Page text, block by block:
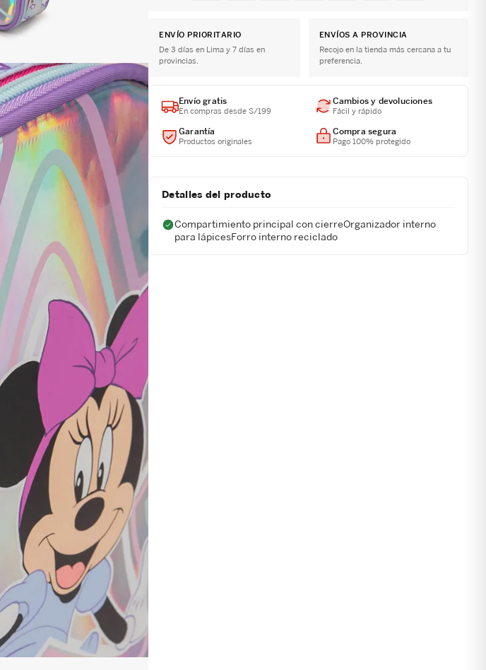
ENVÍO PRIORITARIO
De 3 días en Lima y 7 días en
provincias.
ENVÍOS A PROVINCIA
Recojo en la tienda más cercana a tu
preferencia.
Envío gratis
En compras desde S/199
Cambios y devoluciones
Fácil y rápido
Garantía
Productos originales
Compra segura
Pago 100% protegido
Detalles del producto
Compartimiento principal con cierreOrganizador interno
para lápicesForro interno reciclado